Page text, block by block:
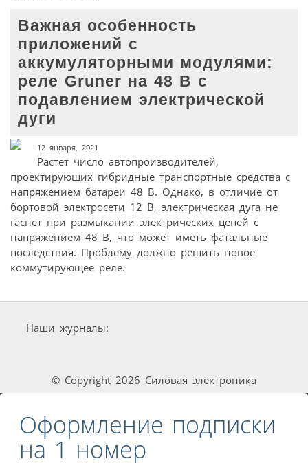
Важная особенность
приложений с
аккумуляторными модулями:
реле Gruner на 48 В с
подавлением электрической
дуги
12 января, 2021
Растет число автопроизводителей,
проектирующих гибридные транспортные средства с
напряжением батареи 48 В. Однако, в отличие от
бортовой электросети 12 В, электрическая дуга не
гаснет при размыкании электрических цепей с
напряжением 48 В, что может иметь фатальные
последствия. Проблему должно решить новое
коммутирующее реле.
Наши журналы:
© Copyright 2026 Силовая электроника
Оформление подписки
на 1 номер